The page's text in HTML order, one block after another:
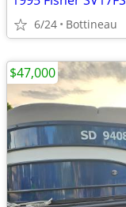
6/24 Bottineau
$47,000